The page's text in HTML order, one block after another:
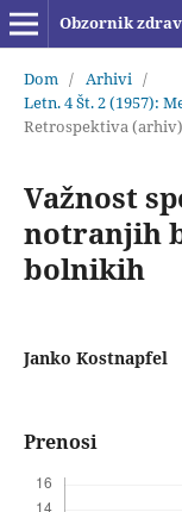
Obzornik
Dom / Arhivi /
Letn. 4 Št. 2 (1957):
Retrospektiva (arhiv)
Važnost
notranjih
bolnikih
Janko Kostnapfel
Prenosi